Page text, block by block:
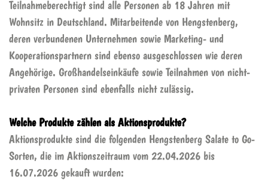
Teilnahmeberechtigt sind alle Personen ab 18 Jahren mit
Wohnsitz in Deutschland. Mitarbeitende von Hengstenberg,
deren verbundenen Unternehmen sowie Marketing- und
Kooperationspartnern sind ebenso ausgeschlossen wie deren
Angehörige. Großhandelseinkäufe sowie Teilnahmen von nicht-
privaten Personen sind ebenfalls nicht zulässig.
Welche Produkte zählen als Aktionsprodukte?
Aktionsprodukte sind die folgenden Hengstenberg Salate to Go-
Sorten, die im Aktionszeitraum vom 22.04.2026 bis
16.07.2026 gekauft wurden: